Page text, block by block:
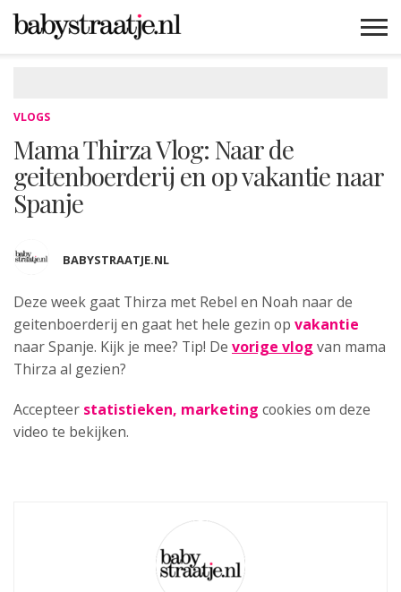
VLOGS
Mama Thirza Vlog: Naar de
geitenboerderij en op vakantie naar
Spanje
BABYSTRAATJE.NL
Deze week gaat Thirza met Rebel en Noah naar de
geitenboerderij en gaat het hele gezin op vakantie
naar Spanje. Kijk je mee? Tip! De vorige vlog van mama
Thirza al gezien?
Accepteer statistieken, marketing cookies om deze
video te bekijken.